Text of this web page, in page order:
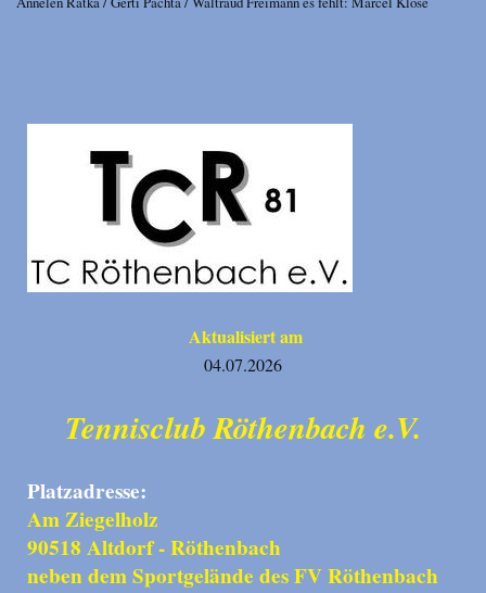
Aktualisiert am
04.07.2026
Tennisclub Röthenbach e.V.
Platzadresse:
Am Ziegelholz
90518 Altdorf - Röthenbach
neben dem Sportgelände des FV Röthenbach